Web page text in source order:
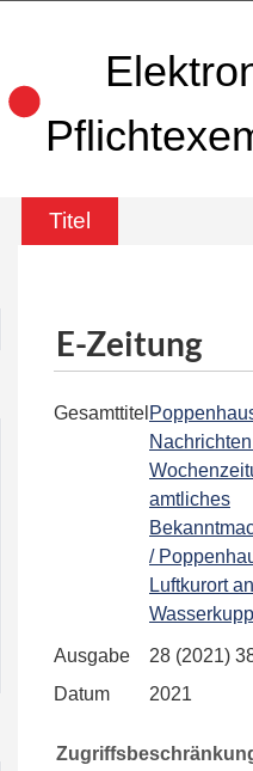
Titel
E-Zeitung
Gesamttitel
amtliches
/
Luftkurort
Ausgabe
28 (2021)
Datum
2021